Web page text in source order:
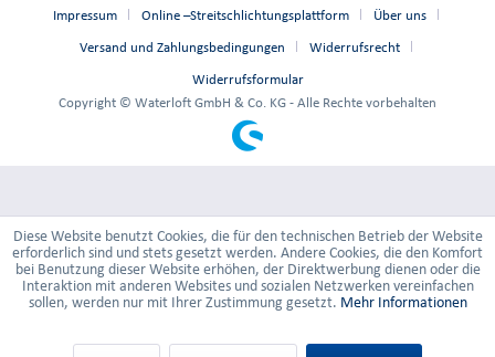
Impressum Online –Streitschlichtungsplattform Über uns
Versand und Zahlungsbedingungen Widerrufsrecht
Widerrufsformular
Copyright © Waterloft GmbH & Co. KG - Alle Rechte vorbehalten
Diese Website benutzt Cookies, die für den technischen Betrieb der Website
erforderlich sind und stets gesetzt werden. Andere Cookies, die den Komfort
bei Benutzung dieser Website erhöhen, der Direktwerbung dienen oder die
Interaktion mit anderen Websites und sozialen Netzwerken vereinfachen
sollen, werden nur mit Ihrer Zustimmung gesetzt. Mehr Informationen